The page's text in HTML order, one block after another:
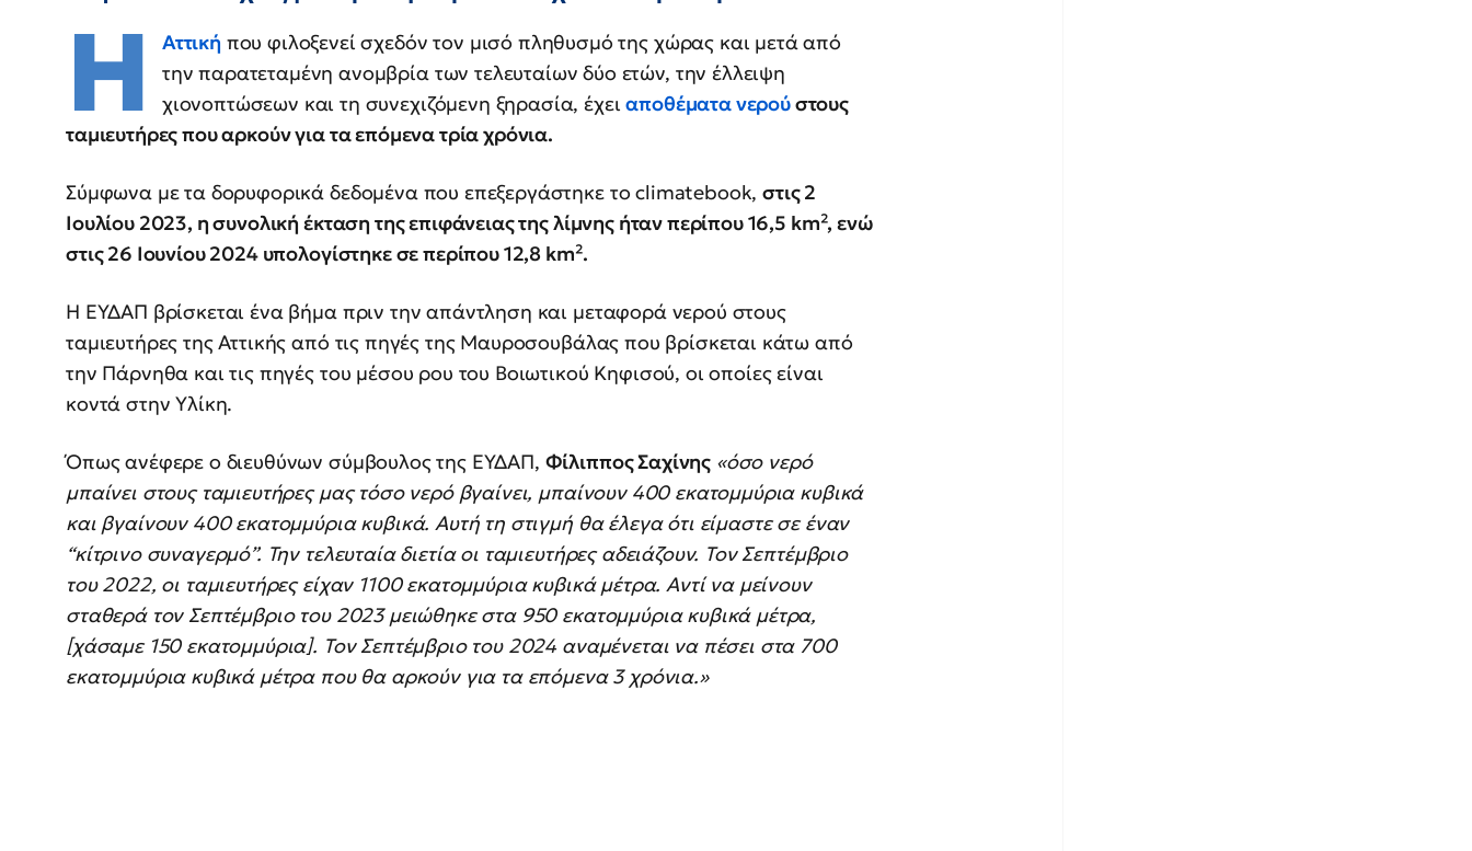
Η Αττική που φιλοξενεί σχεδόν τον μισό πληθυσμό της χώρας και μετά από
την παρατεταμένη ανομβρία των τελευταίων δύο ετών, την έλλειψη
χιονοπτώσεων και τη συνεχιζόμενη ξηρασία, έχειαποθέματα νερούστους
ταμιευτήρες που αρκούν για τα επόμενα τρία χρόνια.
Σύμφωνα με τα δορυφορικά δεδομένα που επεξεργάστηκε το climatebook,στις 2
Ιουλίου 2023, η συνολική έκταση της επιφάνειας της λίμνης ήταν περίπου 16,5 km², ενώ
στις 26 Ιουνίου 2024 υπολογίστηκε σε περίπου 12,8 km².
Η ΕΥΔΑΠ βρίσκεται ένα βήμα πριν την απάντληση και μεταφορά νερού στους
ταμιευτήρες της Αττικής από τις πηγές της Μαυροσουβάλας που βρίσκεται κάτω από
την Πάρνηθα και τις πηγές του μέσου ρου του Βοιωτικού Κηφισού, οι οποίες είναι
κοντά στην Υλίκη.
Όπως ανέφερε ο διευθύνων σύμβουλος της ΕΥΔΑΠ, Φίλιππος Σαχίνης «όσο νερό
μπαίνει στους ταμιευτήρες μας τόσο νερό βγαίνει, μπαίνουν 400 εκατομμύρια κυβικά
και βγαίνουν 400 εκατομμύρια κυβικά. Αυτή τη στιγμή θα έλεγα ότι είμαστε σε έναν
“κίτρινο συναγερμό”. Την τελευταία διετία οι ταμιευτήρες αδειάζουν. Τον Σεπτέμβριο
του 2022, οι ταμιευτήρες είχαν 1100 εκατομμύρια κυβικά μέτρα. Αντί να μείνουν
σταθερά τον Σεπτέμβριο του 2023 μειώθηκε στα 950 εκατομμύρια κυβικά μέτρα,
[χάσαμε 150 εκατομμύρια]. Τον Σεπτέμβριο του 2024 αναμένεται να πέσει στα 700
εκατομμύρια κυβικά μέτρα που θα αρκούν για τα επόμενα 3 χρόνια.»